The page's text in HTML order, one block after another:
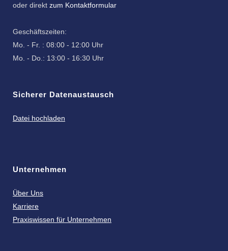
oder direkt zum Kontaktformular
Geschäftszeiten:
Mo. - Fr. : 08:00 - 12:00 Uhr
Mo. - Do.: 13:00 - 16:30 Uhr
Sicherer Datenaustausch
Datei hochladen
Unternehmen
Über Uns
Karriere
Praxiswissen für Unternehmen